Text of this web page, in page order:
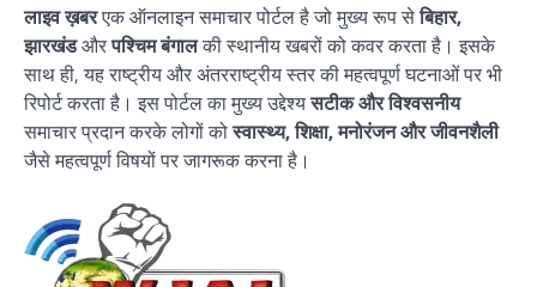
लाइव ख़बरएक ऑनलाइन समाचार पोर्टल है जो मुख्य रूप सेबिहार,
झारखंडऔरपश्चिम बंगालकी स्थानीय खबरों को कवर करता है। इसके
साथ ही, यह राष्ट्रीय और अंतरराष्ट्रीय स्तर की महत्वपूर्ण घटनाओं पर भी
रिपोर्ट करता है। इस पोर्टल का मुख्य उद्देश्यसटीक और विश्वसनीय
समाचार प्रदान करके लोगों कोस्वास्थ्य, शिक्षा, मनोरंजन और जीवनशैली
जैसे महत्वपूर्ण विषयों पर जागरूक करना है।